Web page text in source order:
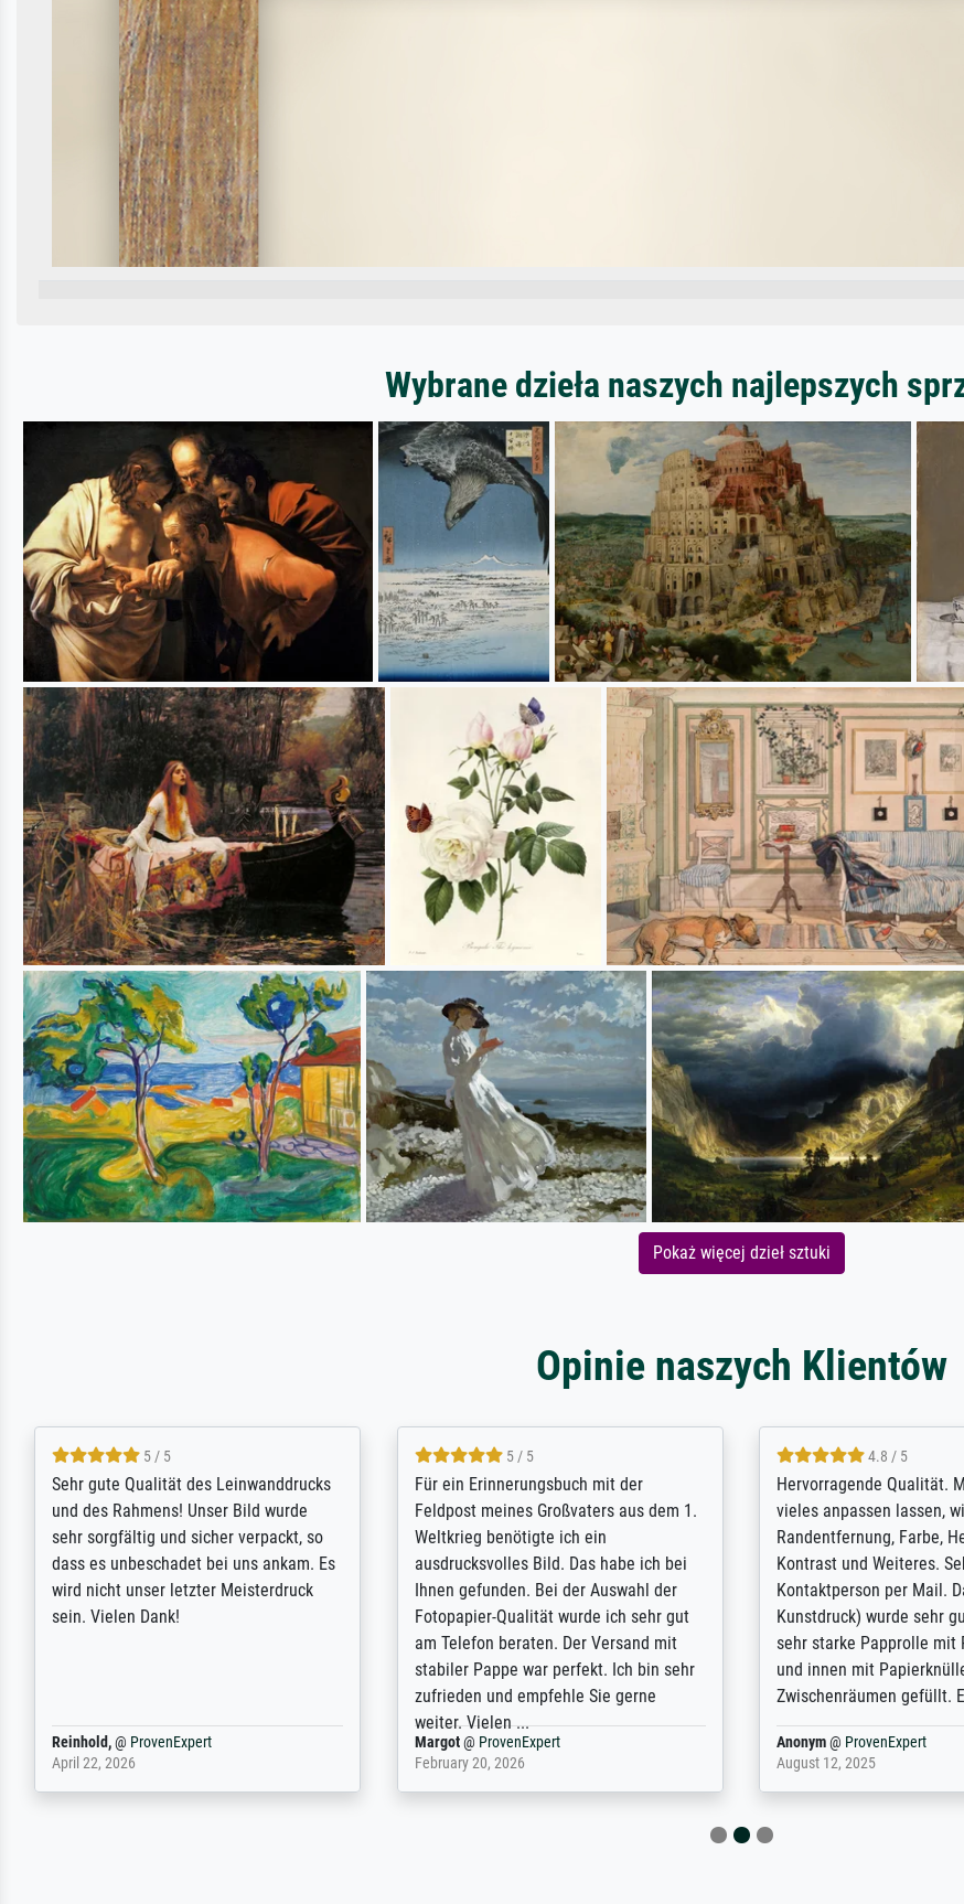
Wybrane dzieła naszych najlepszych
Pokaż więcej dzieł sztuki
Opinie naszych Klientów
5 / 5
Sehr gute Qualität des Leinwanddrucks
und des Rahmens! Unser Bild wurde
sehr sorgfältig und sicher verpackt, so
dass es unbeschadet bei uns ankam. Es
wird nicht unser letzter Meisterdruck
sein. Vielen Dank!
Reinhold,@ ProvenExpert
April 22, 2026
5 / 5
Für ein Erinnerungsbuch mit der
Feldpost meines Großvaters aus dem 1.
Weltkrieg benötigte ich ein
ausdrucksvolles Bild. Das habe ich bei
Ihnen gefunden. Bei der Auswahl der
Fotopapier-Qualität wurde ich sehr gut
am Telefon beraten. Der Versand mit
stabiler Pappe war perfekt. Ich bin sehr
zufrieden und empfehle Sie gerne
weiter. Vielen ...
Margot@ ProvenExpert
February 20, 2026
4.8 / 5
Hervorragende Qualität.
vieles anpassen lassen,
Randentfernung, Farbe,
Kontrast und Weiteres.
Kontaktperson per Mail.
Kunstdruck) wurde sehr
sehr starke Papprolle mit
und innen mit
Zwischenräumen gefüllt.
Anonym@ ProvenExpert
August 12, 2025